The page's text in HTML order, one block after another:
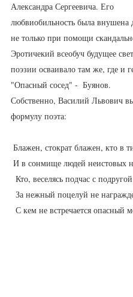
Александра Сергеевича. Его
любвиобильность была
не только при помощи
Эротичекий всеобуч будущее
поэзии осваивало там же, где и
"Опасный сосед" -  Буянов.
Собственно, Василий Львович
формулу поэта:
Блажен, стократ блажен, кто в
И в сонмище людей неистовых
Кто, веселясь подчас с
За нежный поцелуй не
С кем не встречается опасный